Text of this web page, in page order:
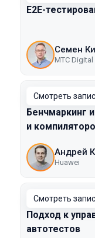
E2E-
Семен
МТС Digital
Смотреть
Бенчмаркинг
и
Андрей
Huawei
Смотреть
Подход к
автотестов